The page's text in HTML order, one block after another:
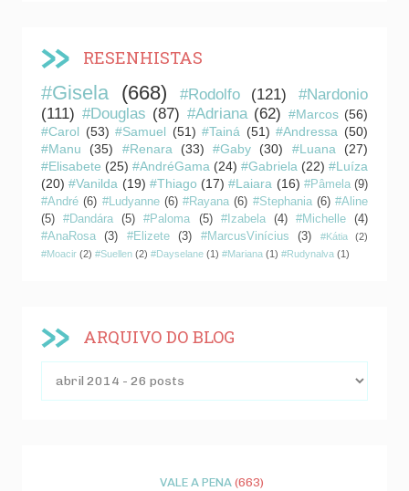
RESENHISTAS
#Gisela (668) #Rodolfo (121)
#Nardonio
(111) #Douglas (87) #Adriana (62) #Marcos (56)
#Carol (53) #Samuel (51) #Tainá (51) #Andressa (50)
#Manu
(35) #Renara (33) #Gaby (30) #Luana
(27)
#Elisabete (25) #AndréGama (24) #Gabriela (22) #Luíza
(20) #Vanilda (19) #Thiago (17) #Laiara (16) #Pâmela (9)
#André (6) #Ludyanne (6) #Rayana (6) #Stephania (6) #Aline
(5)
#Dandára (5) #Paloma (5) #Izabela (4) #Michelle
(4)
#AnaRosa
(3) #Elizete (3) #MarcusVinícius (3) #Kátia
(2)
#Moacir (2) #Suellen (2) #Dayselane (1) #Mariana (1) #Rudynalva (1)
ARQUIVO DO BLOG
VALE A PENA (663)